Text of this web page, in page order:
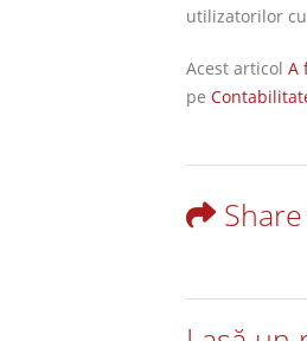
utilizatorilor
Acest articol A
pe